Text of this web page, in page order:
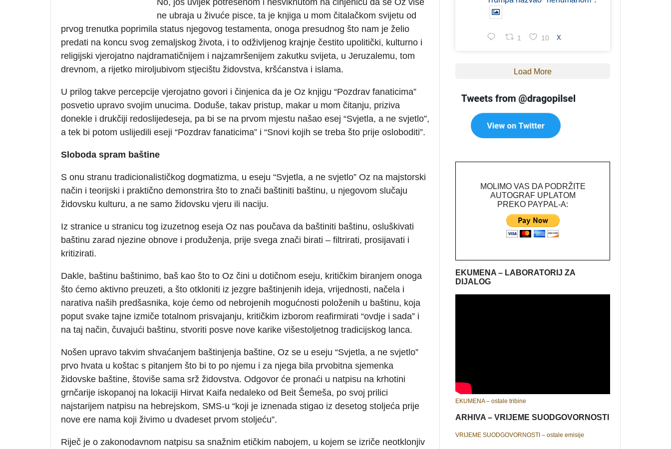
ne ubraja u živuće pisce, ta je knjiga u mom čitalačkom svijetu od
prvog trenutka poprimila status njegovog testamenta, onoga presudnog što nam je želio
predati na koncu svog zemaljskog života, i to odživljenog krajnje čestito upolitički, kulturno i
religijski vjerojatno najdramatičnijem i najzamršenijem zakutku svijeta, u Jeruzalemu, tom
drevnom, a rijetko miroljubivom stjecištu židovstva, kršćanstva i islama.
U prilog takve percepcije vjerojatno govori i činjenica da je Oz knjigu “Pozdrav fanaticima”
posvetio upravo svojim unucima. Doduše, takav pristup, makar u mom čitanju, priziva
donekle i drukčiji redoslijedeseja, pa bi se na prvom mjestu našao esej “Svjetla, a ne svjetlo”,
a tek bi potom uslijedili eseji “Pozdrav fanaticima” i “Snovi kojih se treba što prije osloboditi”.
Sloboda spram baštine
S onu stranu tradicionalističkog dogmatizma, u eseju “Svjetla, a ne svjetlo” Oz na majstorski
način i teorijski i praktično demonstrira što to znači baštiniti baštinu, u njegovom slučaju
židovsku kulturu, a ne samo židovsku vjeru ili naciju.
Iz stranice u stranicu tog izuzetnog eseja Oz nas poučava da baštiniti baštinu, osluškivati
baštinu zarad njezine obnove i produženja, prije svega znači birati – filtrirati, prosijavati i
kritizirati.
Dakle, baštinu baštinimo, baš kao što to Oz čini u dotičnom eseju, kritičkim biranjem onoga
što ćemo aktivno preuzeti, a što otkloniti iz jezgre baštinjenih ideja, vrijednosti, načela i
narativa naših predšasnika, koje ćemo od nebrojenih mogućnosti položenih u baštinu, koja
poput svake tajne izmiče totalnom prisvajanju, kritičkim izborom reafirmirati “ovdje i sada” i
na taj način, čuvajući baštinu, stvoriti posve nove karike višestoljetnog tradicijskog lanca.
Nošen upravo takvim shvaćanjem baštinjenja baštine, Oz se u eseju “Svjetla, a ne svjetlo”
prvo hvata u koštac s pitanjem što bi to po njemu i za njega bila prvobitna sjemenka
židovske baštine, štoviše sama srž židovstva. Odgovor će pronaći u natpisu na krhotini
grnčarije iskopanoj na lokaciji Hirvat Kaifa nedaleko od Beit Šemeša, po svoj prilici
najstarijem natpisu na hebrejskom, SMS-u “koji je iznenada stigao iz desetog stoljeća prije
nove ere nama koji živimo u dvadeset prvom stoljeću”.
Riječ je o zakonodavnom natpisu sa snažnim etičkim nabojem, u kojem se izriče neotklonjiv
1 10 X
Load More
MOLIMO VAS DA PODRŽITE
AUTOGRAF UPLATOM
PREKO PAYPAL-A:
EKUMENA – LABORATORIJ ZA
DIJALOG
EKUMENA – ostale tribine
ARHIVA – VRIJEME SUODGOVORNOSTI
VRIJEME SUODGOVORNOSTI – ostale emisije